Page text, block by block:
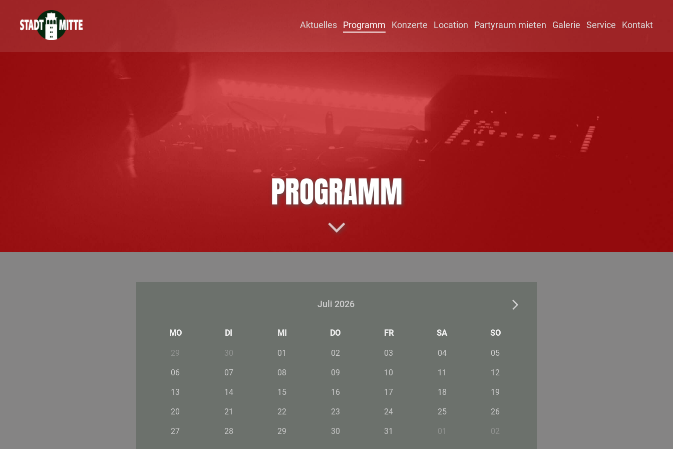
Aktuelles Programm Konzerte Location Partyraum mieten Galerie Service Kontakt
PROGRAMM
Juli 2026
MO DI MI DO FR SA SO
29 30 01 02 03 04 05
06 07 08 09 10 11 12
13 14 15 16 17 18 19
20 21 22 23 24 25 26
27 28 29 30 31 01 02